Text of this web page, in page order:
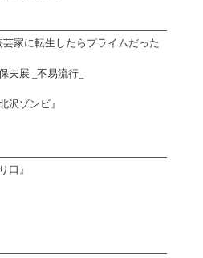
家に転生したらプライムだった
展 _不易流行_
沢ゾンビ』
口』